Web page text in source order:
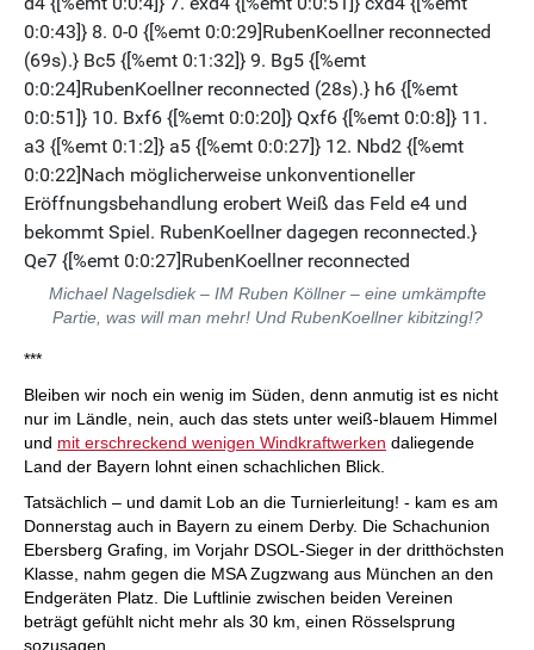
Michael Nagelsdiek – IM Ruben Köllner – eine umkämpfte
Partie, was will man mehr! Und RubenKoellner kibitzing!?
***
Bleiben wir noch ein wenig im Süden, denn anmutig ist es nicht
nur im Ländle, nein, auch das stets unter weiß-blauem Himmel
und mit erschreckend wenigen Windkraftwerken daliegende
Land der Bayern lohnt einen schachlichen Blick.
Tatsächlich – und damit Lob an die Turnierleitung! - kam es am
Donnerstag auch in Bayern zu einem Derby. Die Schachunion
Ebersberg Grafing, im Vorjahr DSOL-Sieger in der dritthöchsten
Klasse, nahm gegen die MSA Zugzwang aus München an den
Endgeräten Platz. Die Luftlinie zwischen beiden Vereinen
beträgt gefühlt nicht mehr als 30 km, einen Rösselsprung
sozusagen.